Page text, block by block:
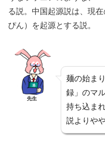
る説。中国起源説は、現
ぴん）を起源とする説。
先生
麺の始ま
録」のマ
持ち込ま
説よりや